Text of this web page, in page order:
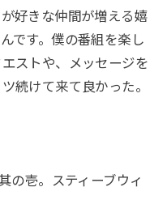
好きな仲間が増える嬉
です。僕の番組を楽し
ストや、メッセージを
続けて来て良かった。
の壱。スティーブウィ